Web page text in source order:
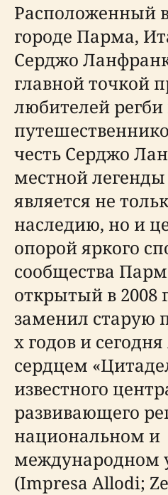
Расположенный
городе Парма,
Серджо
главной точкой
любителей
честь Серджо
местной
является не
наследию, но и
опорой яркого
сообщества
открытый в 2008
заменил старую
х годов и
сердцем
известного
развивающего
национальном и
международном
(Impresa Allodi;